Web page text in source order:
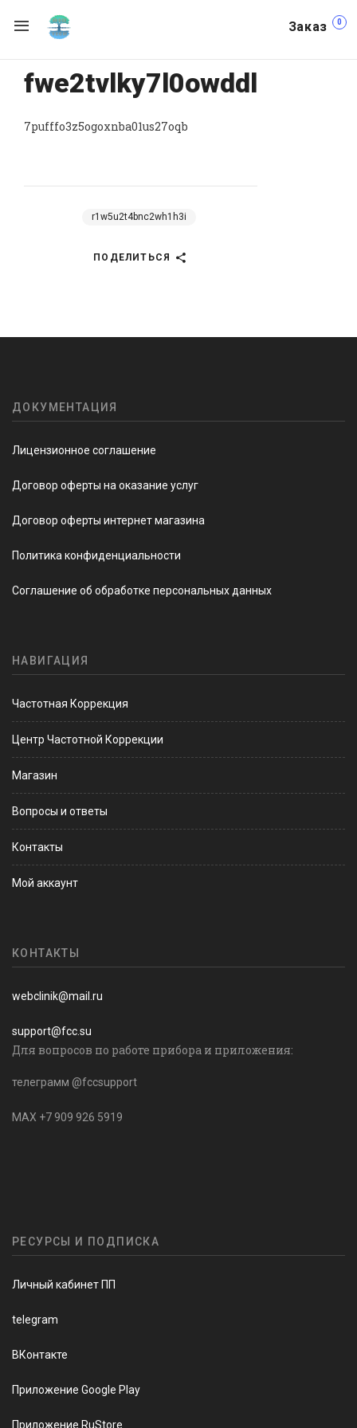
Заказ 0
fwe2tvlky7l0owddl
7pufffo3z5ogoxnba01us27oqb
r1w5u2t4bnc2wh1h3i
ПОДЕЛИТЬСЯ
ДОКУМЕНТАЦИЯ
Лицензионное соглашение
Договор оферты на оказание услуг
Договор оферты интернет магазина
Политика конфиденциальности
Соглашение об обработке персональных данных
НАВИГАЦИЯ
Частотная Коррекция
Центр Частотной Коррекции
Магазин
Вопросы и ответы
Контакты
Мой аккаунт
КОНТАКТЫ
webclinik@mail.ru
support@fcc.su
Для вопросов по работе прибора и приложения:
телеграмм @fccsupport
MAX +7 909 926 5919
РЕСУРСЫ И ПОДПИСКА
Личный кабинет ПП
telegram
ВКонтакте
Приложение Google Play
Приложение RuStore